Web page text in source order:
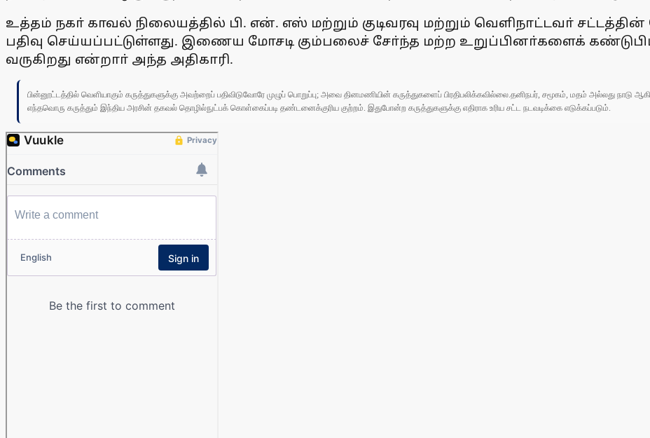
உத்தம் நகா் காவல் நிலையத்தில் பி. என். எஸ் மற்றும் குடிவரவு மற்றும் வெளிநாட்டவா்
பதிவு செய்யப்பட்டுள்ளது. இணைய மோசடி கும்பலைச் சோ்ந்த மற்ற உறுப்பினா்களைக்
வருகிறது என்றாா் அந்த அதிகாரி.
பின்னூட்டத்தில் வெளியாகும் கருத்துகளுக்கு அவற்றைப் பதிவிடுவோரே முழுப் பொறுப்பு; அவை தினமணியின் கருத்துகளைப் பிரதிபலிக்கவில்லை.தனிநபர், சமூகம், மதம் அல்லது நாடு
எந்தவொரு கருத்தும் இந்திய அரசின் தகவல் தொழில்நுட்பக் கொள்கைப்படி தண்டனைக்குரிய குற்றம். இதுபோன்ற கருத்துகளுக்கு எதிராக உரிய சட்ட நடவடிக்கை எடுக்கப்படும்.